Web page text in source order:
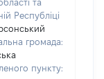
та
Республіці
громада:
пункту: